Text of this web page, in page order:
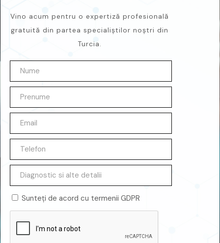
Vino acum pentru o expertiză profesională
gratuită din partea specialiștilor noștri din
Turcia.
Sunteți de acord cu termenii GDPR